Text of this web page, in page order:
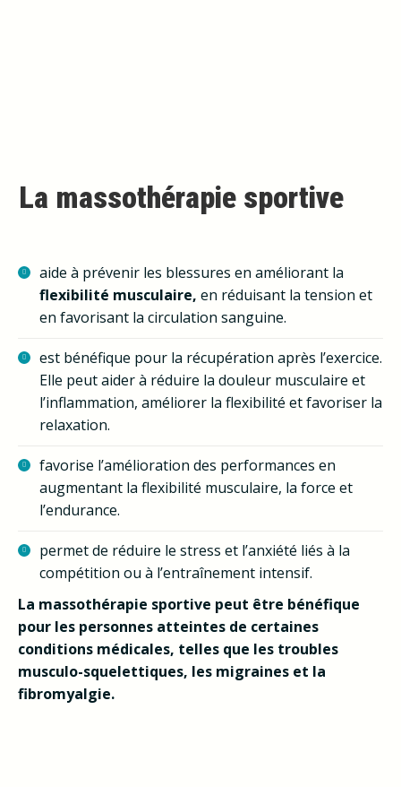
La massothérapie sportive
aide à prévenir les blessures en améliorant la
flexibilité musculaire, en réduisant la tension et
en favorisant la circulation sanguine.
est bénéfique pour la récupération après l’exercice.
Elle peut aider à réduire la douleur musculaire et
l’inflammation, améliorer la flexibilité et favoriser la
relaxation.
favorise l’amélioration des performances en
augmentant la flexibilité musculaire, la force et
l’endurance.
permet de réduire le stress et l’anxiété liés à la
compétition ou à l’entraînement intensif.
La massothérapie sportive peut être bénéfique
pour les personnes atteintes de certaines
conditions médicales, telles que les troubles
musculo-squelettiques, les migraines et la
fibromyalgie.